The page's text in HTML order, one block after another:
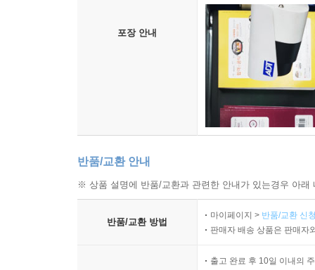
포장 안내
반품/교환 안내
※ 상품 설명에 반품/교환과 관련한 안내가 있는경우 아
반품/교환 방법
마이페이지 > 반품/교환 신
판매자 배송 상품은 판매자
출고 완료 후 10일 이내의